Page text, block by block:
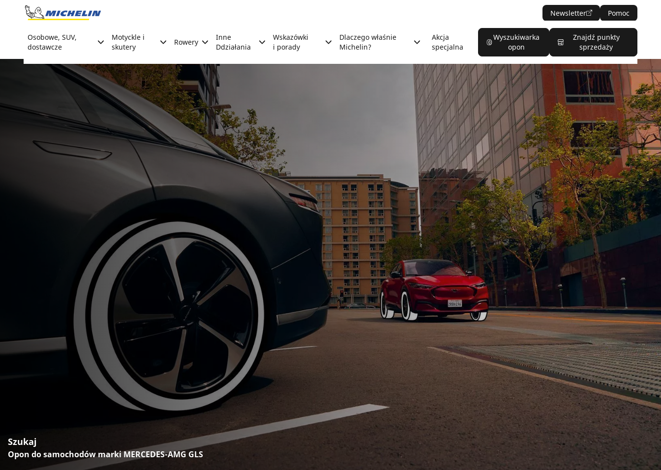
Go to page content
Newsletter Pomoc
Osobowe, SUV,
dostawcze
Motyckle i
skutery
Rowery
Inne
Ddziałania
Wskazówki
i porady
Dlaczego właśnie
Michelin?
Akcja
specjalna
Wyszukiwarka
opon
Znajdź punkty
sprzedaży
Szukaj
Opon do samochodów marki MERCEDES-AMG GLS